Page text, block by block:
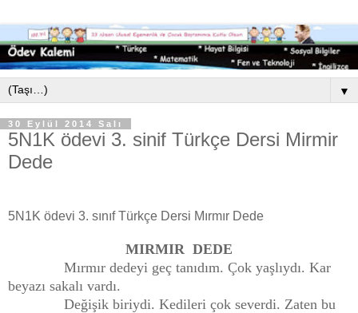
▼
30 Eylül 2014 Salı
5N1K ödevi 3. sinif Türkçe Dersi Mirmir
Dede
5N1K ödevi 3. sınıf Türkçe Dersi Mırmır Dede
MIRMIR DEDE
Mırmır dedeyi geç tanıdım. Çok yaşlıydı. Kar
beyazı sakalı vardı.
Değişik biriydi. Kedileri çok severdi. Zaten bu